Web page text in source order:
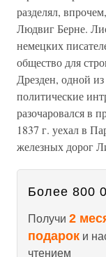
разделял,
Людвиг Берне.
немецких
общество для
Дрезден, одной
политические
разочаровался в
1837 г. уехал в
железных дорог
Более 800
Получи 2
подарок и
чтением